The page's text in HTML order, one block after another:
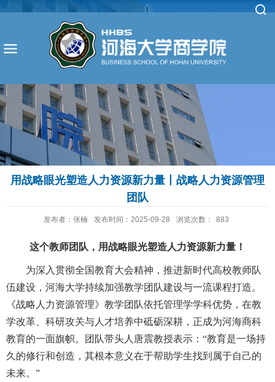
用战略眼光塑造人力资源新力量丨战略人力资源管理
团队
发布者：张楠 发布时间：2025-09-28 浏览次数： 883
这个教师团队，用战略眼光塑造人力资源新力量！
为深入贯彻全国教育大会精神，推进新时代高校教师队
伍建设，河海大学持续加强教学团队建设与一流课程打造。
《战略人力资源管理》教学团队依托管理学学科优势，在教
学改革、科研攻关与人才培养中砥砺深耕，正成为河海商科
教育的一面旗帜。
团队带头人唐震教授表示： “教育是一场持
久的修行和创造 ，其根本意义在于帮助学生找到属于自己的
未来。 ”